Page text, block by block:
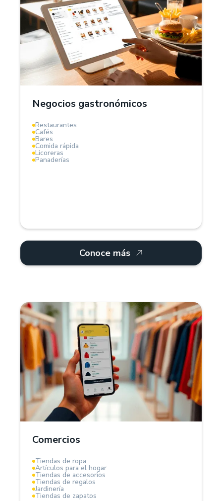
Negocios gastronómicos
Restaurantes
Cafés
Bares
Comida rápida
Licoreras
Panaderías
¿Por qué Treinta?
El Sistema POS Treinta es la solución ideal para
negocios gastronómicos, aquí podrás gestionar
inventarios de tus insumos, controlar costos de
ingredientes, organizar mesas, pedidos y calcular
márgenes de ganancia en tiempo real.
Optimiza compras, reduce desperdicios y aumenta la
rentabilidad de tu negocio gastronómico.
Conoce más
Comercios
Tiendas de ropa
Artículos para el hogar
Tiendas de accesorios
Tiendas de regalos
Jardinería
Tiendas de zapatos
¿Por qué Treinta?
Para comercios retail, Treinta ofrece un sistema
POS que gestiona inventarios, múltiples
proveedores y categorías de productos. Controla
stock, precios y descuentos en tiempo real.
También, puedes crear diferentes variantes de
colores, tallas y tamaños de tus productos.
La solución ideal para profesionalizar la gestión del